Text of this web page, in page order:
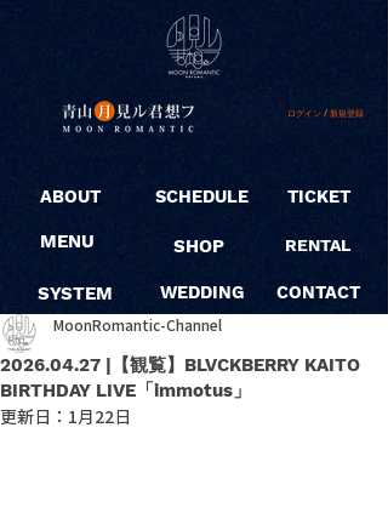
ログイン / 新規登録
ABOUT
MENU
SYSTEM
SCHEDULE
SHOP
WEDDING
TICKET
RENTAL
CONTACT
2026.04.27 |【観覧】BLVCKBERRY KAITO
BIRTHDAY LIVE「immotus」
MoonRomantic-Channel
更新日： 1月22日